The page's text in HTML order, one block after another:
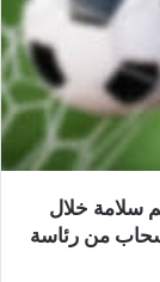
سلامة خلال
من رئاسة